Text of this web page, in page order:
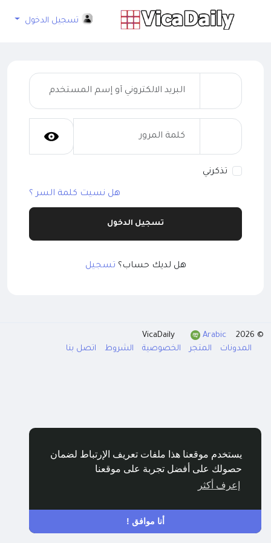
يستخدم موقعنا هذا ملفات تعريف الإرتباط لضمان
حصولك على أفضل تجربة على موقعنا
إعرف أكثر
أنا موافق !
تسجيل الدخول
تذكرني
هل نسيت كلمة السر ؟
تسجيل الدخول
هل لديك حساب؟ تسجيل
© 2026 VicaDaily
Arabic
المدونات
المتجر الخصوصية الشروط اتصل بنا